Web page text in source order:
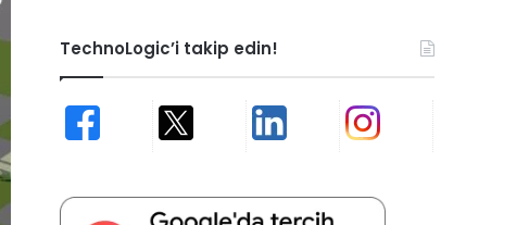
TechnoLogic’i takip edin!